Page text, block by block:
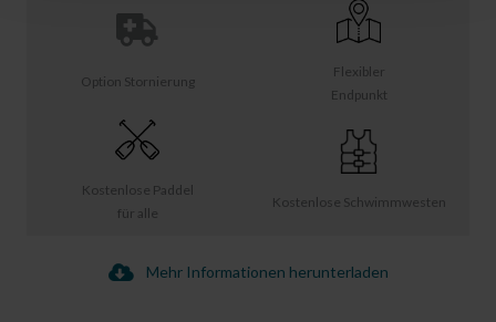
Kostenlose Schwimmwesten
Kostenlose Paddel
für alle
Flexibler
Endpunkt
Option Stornierung
Mehr Informationen herunterladen